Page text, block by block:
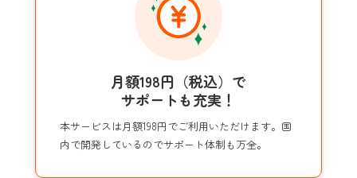
月額198円（税込）で
サポートも充実！
本サービスは月額198円でご利用いただけます。国
内で開発しているのでサポート体制も万全。